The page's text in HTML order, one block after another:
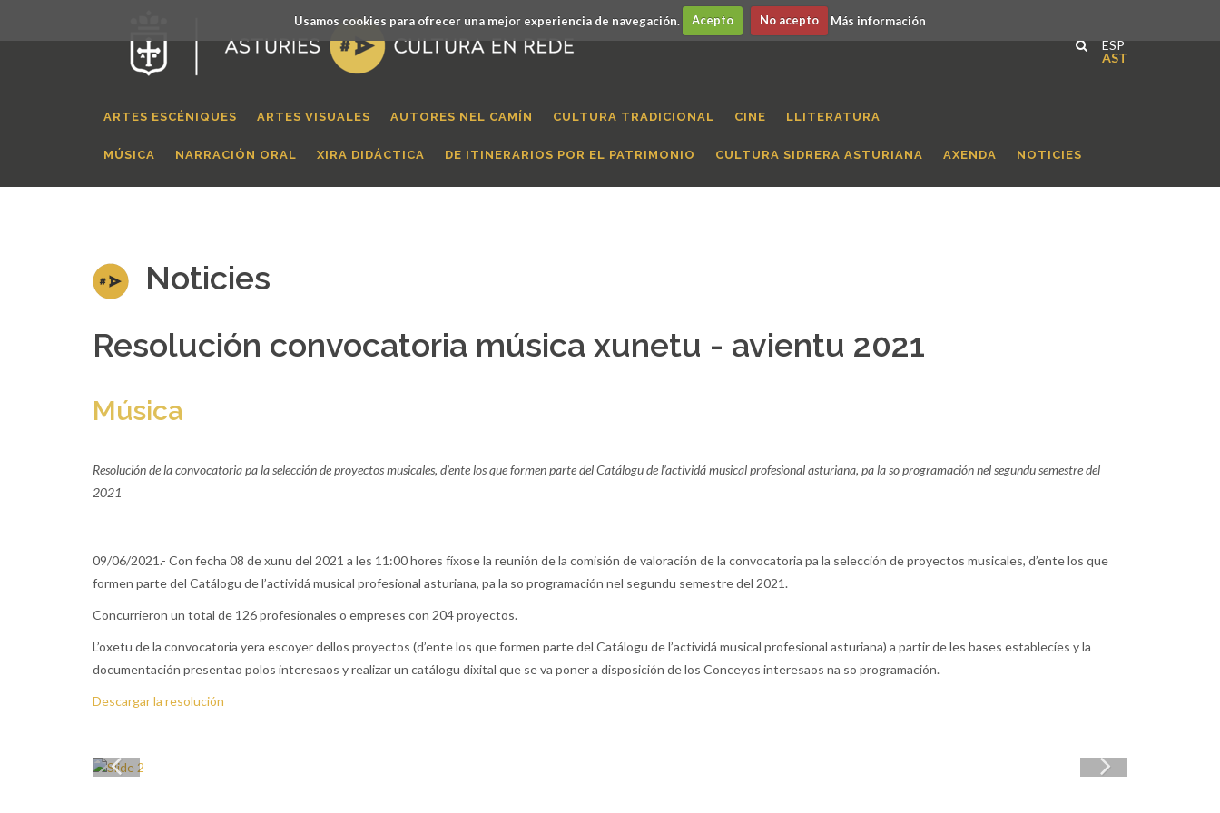
Usamos cookies para ofrecer una mejor experiencia de navegación. Acepto No acepto Más información
ESP
AST
ARTES ESCÉNIQUES ARTES VISUALES AUTORES NEL CAMÍN CULTURA TRADICIONAL CINE LLITERATURA
MÚSICA NARRACIÓN ORAL XIRA DIDÁCTICA DE ITINERARIOS POR EL PATRIMONIO CULTURA SIDRERA ASTURIANA AXENDA NOTICIES
Noticies
Resolución convocatoria música xunetu - avientu 2021
Música
Resolución de la convocatoria pa la selección de proyectos musicales, d’ente los que formen parte del Catálogu de l’actividá musical profesional asturiana, pa la so programación nel segundu semestre del
2021
09/06/2021.- Con fecha 08 de xunu del 2021 a les 11:00 hores fíxose la reunión de la comisión de valoración de la convocatoria pa la selección de proyectos musicales, d’ente los que
formen parte del Catálogu de l’actividá musical profesional asturiana, pa la so programación nel segundu semestre del 2021.
Concurrieron un total de 126 profesionales o empreses con 204 proyectos.
L’oxetu de la convocatoria yera escoyer dellos proyectos (d’ente los que formen parte del Catálogu de l’actividá musical profesional asturiana) a partir de les bases establecíes y la
documentación presentao polos interesaos y realizar un catálogu dixital que se va poner a disposición de los Conceyos interesaos na so programación.
Descargar la resolución